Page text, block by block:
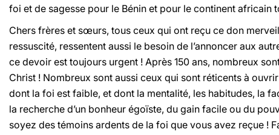
foi et de sagesse pour le Bénin et pour le continent africain
Chers frères et sœurs, tous ceux qui ont reçu ce don
ressuscité, ressentent aussi le besoin de l’annoncer aux
ce devoir est toujours urgent ! Après 150 ans, nombreux
Christ ! Nombreux sont aussi ceux qui sont réticents à
dont la foi est faible, et dont la mentalité, les habitudes, la
la recherche d’un bonheur égoïste, du gain facile ou du
soyez des témoins ardents de la foi que vous avez reçue !